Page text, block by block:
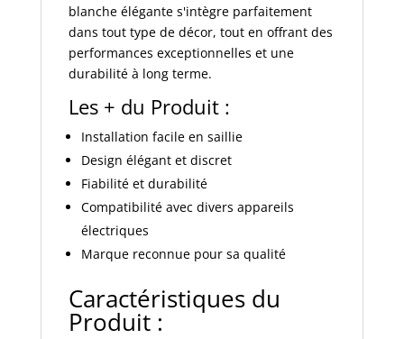
blanche élégante s'intègre parfaitement
dans tout type de décor, tout en offrant des
performances exceptionnelles et une
durabilité à long terme.
Les + du Produit :
Installation facile en saillie
Design élégant et discret
Fiabilité et durabilité
Compatibilité avec divers appareils
électriques
Marque reconnue pour sa qualité
Caractéristiques du
Produit :